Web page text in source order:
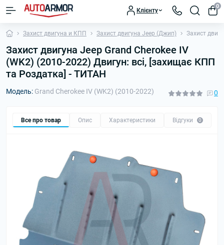
Клієнту
0
Захист двигуна и КПП Захист двигуна Jeep (Джип) Захист
Захист двигуна Jeep Grand Cherokee IV
(WK2) (2010-2022) Двигун: всі, [захищає КПП
та Роздатка] - ТИТАН
Модель: Grand Cherokee IV (WK2) (2010-2022) 0
Все про товар Опис Характеристики Відгуки 0